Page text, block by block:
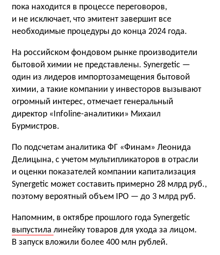
пока находится в процессе переговоров,
и не исключает, что эмитент завершит все
необходимые процедуры до конца 2024 года.
На российском фондовом рынке производители
бытовой химии не представлены. Synergetic —
один из лидеров импортозамещения бытовой
химии, а такие компании у инвесторов вызывают
огромный интерес, отмечает генеральный
директор «Infoline-аналитики» Михаил
Бурмистров.
По подсчетам аналитика ФГ «Финам» Леонида
Делицына, с учетом мультипликаторов в отрасли
и оценки показателей компании капитализация
Synergetic может составить примерно 28 млрд руб.,
поэтому вероятный объем IPO — до 3 млрд руб.
Напомним, в октябре прошлого года Synergetic
выпустила линейку товаров для ухода за лицом.
В запуск вложили более 400 млн рублей.